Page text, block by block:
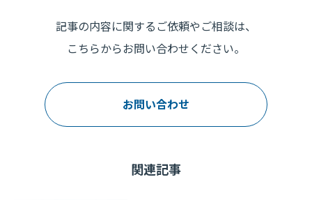
関連記事
記事の内容に関するご依頼やご相談は、
こちらからお問い合わせください。
お問い合わせ